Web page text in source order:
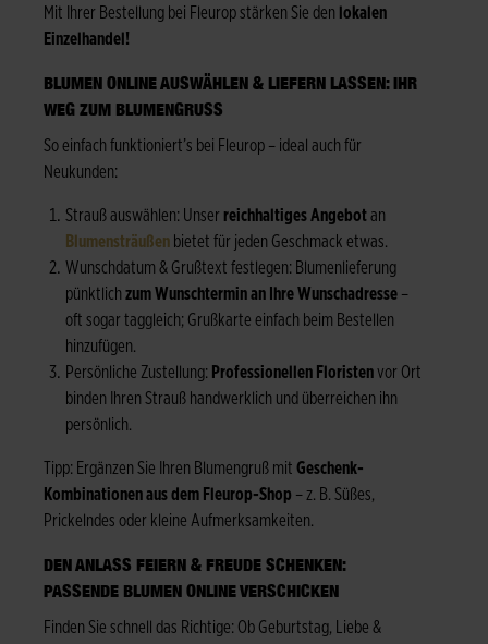
Mit Ihrer Bestellung bei Fleurop stärken Sie den lokalen
Einzelhandel!
BLUMEN ONLINE AUSWÄHLEN & LIEFERN LASSEN: IHR
WEG ZUM BLUMENGRUSS
So einfach funktioniert’s bei Fleurop – ideal auch für
Neukunden:
Strauß auswählen: Unser reichhaltiges Angebotan
Blumensträußen bietet für jeden Geschmack etwas.
Wunschdatum & Grußtext festlegen: Blumenlieferung
pünktlich zum Wunschtermin an Ihre Wunschadresse –
oft sogar taggleich; Grußkarte einfach beim Bestellen
hinzufügen.
Persönliche Zustellung: Professionellen Floristenvor Ort
binden Ihren Strauß handwerklich und überreichen ihn
persönlich.
Tipp: Ergänzen Sie Ihren Blumengruß mit Geschenk-
Kombinationen aus dem Fleurop-Shop – z. B. Süßes,
Prickelndes oder kleine Aufmerksamkeiten.
DEN ANLASS FEIERN & FREUDE SCHENKEN:
PASSENDE BLUMEN ONLINE VERSCHICKEN
Finden Sie schnell das Richtige: Ob Geburtstag, Liebe &